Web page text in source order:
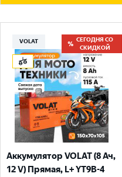
VOLAT
СЕГОДНЯ СО
СКИДКОЙ
Аккумулятор VOLAT (8 Ач,
12 V) Прямая, L+ YT9B-4